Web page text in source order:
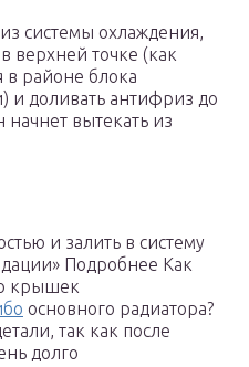
системы охлаждения,
верхней точке (как
в районе блока
и доливать антифриз до
начнет вытекать из
и залить в систему
Подробнее Как
крышек
основного радиатора?
так как после
долго